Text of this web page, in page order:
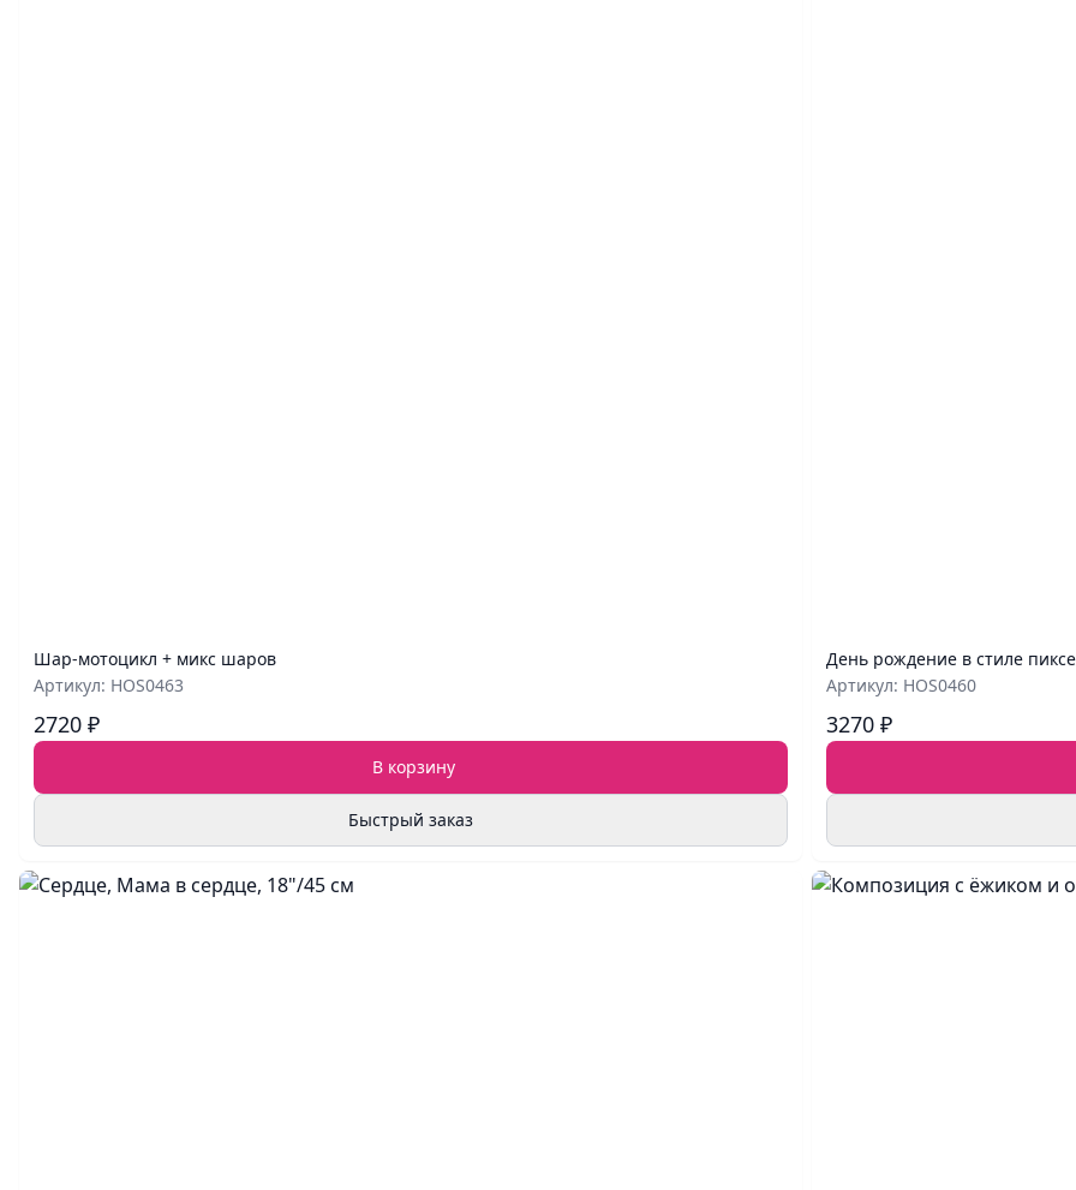
Шар‑мотоцикл + микс шаров
Артикул: HOS0463
2720 ₽
В корзину
Быстрый заказ
День рождение в стиле
Артикул: HOS0460
3270 ₽